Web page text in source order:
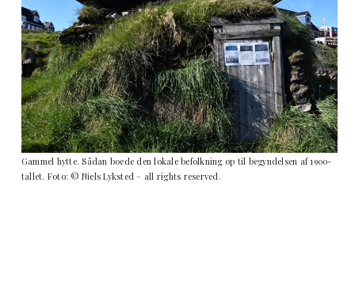
Gammel hytte. Sådan boede den lokale befolkning op til begyndelsen af 1900-
tallet. Foto: © Niels Lyksted – all rights reserved.